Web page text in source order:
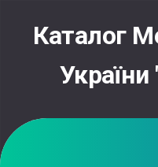
contentКаталог
України